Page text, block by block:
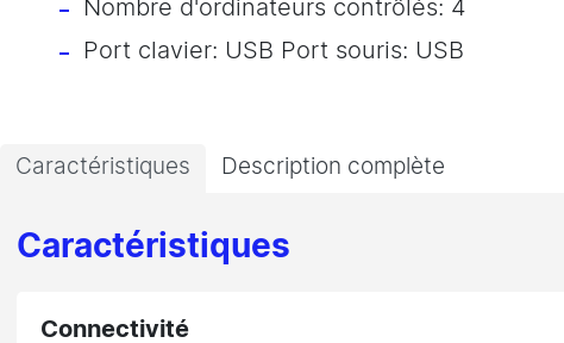
Nombre d'ordinateurs contrôlés: 4
Port clavier: USB Port souris: USB
Caractéristiques Description complète
Caractéristiques
Connectivité